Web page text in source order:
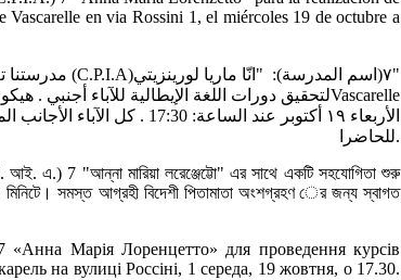
Vascarelle en via Rossini 1, el miércoles 19 de octubre a
مدرستنا تعاونا مع المركز الإقليمي لتعليم الكبار (C.P.I.A)٧(اسم المدرسة): "انّا ماريا لورينزيتي"
لتحقيق دورات اللغة الإيطالية للآباء أجنبي . هيكون عرض الدورات في مدرسةVascarelle
للحاضرا.
আই. এ.) 7 "আন্না মারিয়া লরেঞ্জেট্টো" এর সাথে একটি সহযোগিতা শুরু
মিনিটে। সমস্ত আগ্রহী বিদেশী পিতামাতা অংশগ্রহণ ের জন্য স্বাগত
Марія Лоренцетто» для проведення курсів
на вулиці Россіні, 1 середа, 19 жовтня, о 17.30.